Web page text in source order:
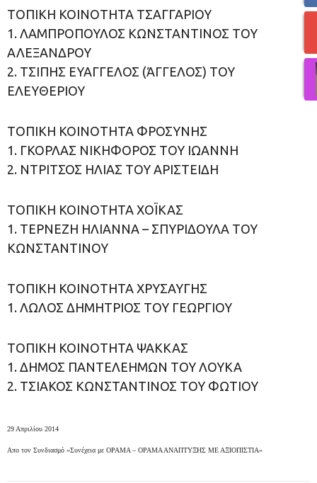
ΤΟΠΙΚΗ ΚΟΙΝΟΤΗΤΑ ΤΣΑΓΓΑΡΙΟΥ
1. ΛΑΜΠΡΟΠΟΥΛΟΣ ΚΩΝΣΤΑΝΤΙΝΟΣ ΤΟΥ
ΑΛΕΞΑΝΔΡΟΥ
2. ΤΣΙΠΗΣ ΕΥΑΓΓΕΛΟΣ (ΆΓΓΕΛΟΣ) ΤΟΥ
ΕΛΕΥΘΕΡΙΟΥ
ΤΟΠΙΚΗ ΚΟΙΝΟΤΗΤΑ ΦΡΟΣΥΝΗΣ
1. ΓΚΟΡΛΑΣ ΝΙΚΗΦΟΡΟΣ ΤΟΥ ΙΩΑΝΝΗ
2. ΝΤΡΙΤΣΟΣ ΗΛΙΑΣ ΤΟΥ ΑΡΙΣΤΕΙΔΗ
ΤΟΠΙΚΗ ΚΟΙΝΟΤΗΤΑ ΧΟΪΚΑΣ
1. ΤΕΡΝΕΖΗ ΗΛΙΑΝΝΑ – ΣΠΥΡΙΔΟΥΛΑ ΤΟΥ
ΚΩΝΣΤΑΝΤΙΝΟΥ
ΤΟΠΙΚΗ ΚΟΙΝΟΤΗΤΑ ΧΡΥΣΑΥΓΗΣ
1. ΛΩΛΟΣ ΔΗΜΗΤΡΙΟΣ ΤΟΥ ΓΕΩΡΓΙΟΥ
ΤΟΠΙΚΗ ΚΟΙΝΟΤΗΤΑ ΨΑΚΚΑΣ
1. ΔΗΜΟΣ ΠΑΝΤΕΛΕΗΜΩΝ ΤΟΥ ΛΟΥΚΑ
2. ΤΣΙΑΚΟΣ ΚΩΝΣΤΑΝΤΙΝΟΣ ΤΟΥ ΦΩΤΙΟΥ
29 Απριλίου 2014
Απο τον Συνδιασμό «Συνέχεια με ΟΡΑΜΑ – ΟΡΑΜΑ ΑΝΑΠΤΥΞΗΣ ΜΕ ΑΞΙΟΠΙΣΤΙΑ»